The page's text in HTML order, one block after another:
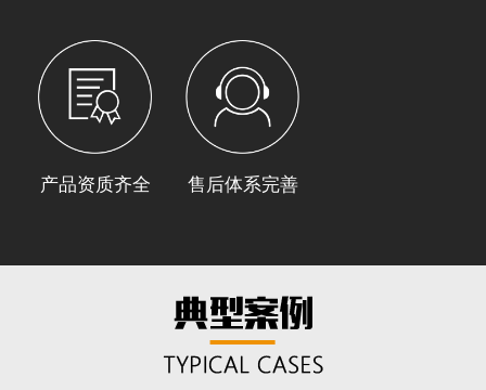
产品资质齐全 售后体系完善